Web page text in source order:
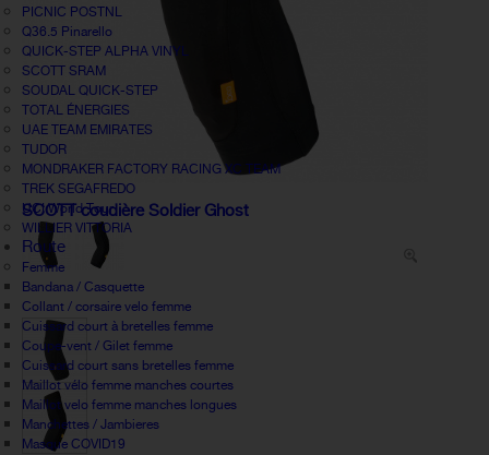
PICNIC POSTNL
Q36.5 Pinarello
QUICK-STEP ALPHA VINYL
SCOTT SRAM
SOUDAL QUICK-STEP
TOTAL ÉNERGIES
UAE TEAM EMIRATES
TUDOR
MONDRAKER FACTORY RACING XC TEAM
TREK SEGAFREDO
UCI World Tour
WILLIER VITTORIA
Route
Femme
Bandana / Casquette
Collant / corsaire velo femme
Cuissard court à bretelles femme
Coupe-vent / Gilet femme
Cuissard court sans bretelles femme
Maillot vélo femme manches courtes
Maillot velo femme manches longues
Manchettes / Jambieres
Masque COVID19
SCOTT coudière Soldier Ghost